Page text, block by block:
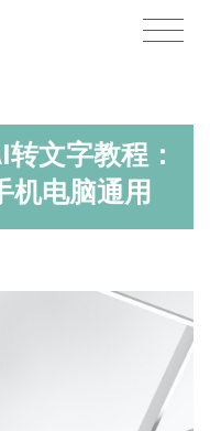
文字教程：
电脑通用